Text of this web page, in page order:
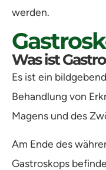
werden.
Was ist
Es ist ein
Behandlung von
Magens und des
Am Ende des
Gastroskops